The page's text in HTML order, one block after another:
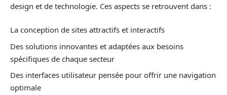
design et de technologie. Ces aspects se retrouvent dans :
La conception de sites attractifs et interactifs
Des solutions innovantes et adaptées aux besoins
spécifiques de chaque secteur
Des interfaces utilisateur pensée pour offrir une navigation
optimale